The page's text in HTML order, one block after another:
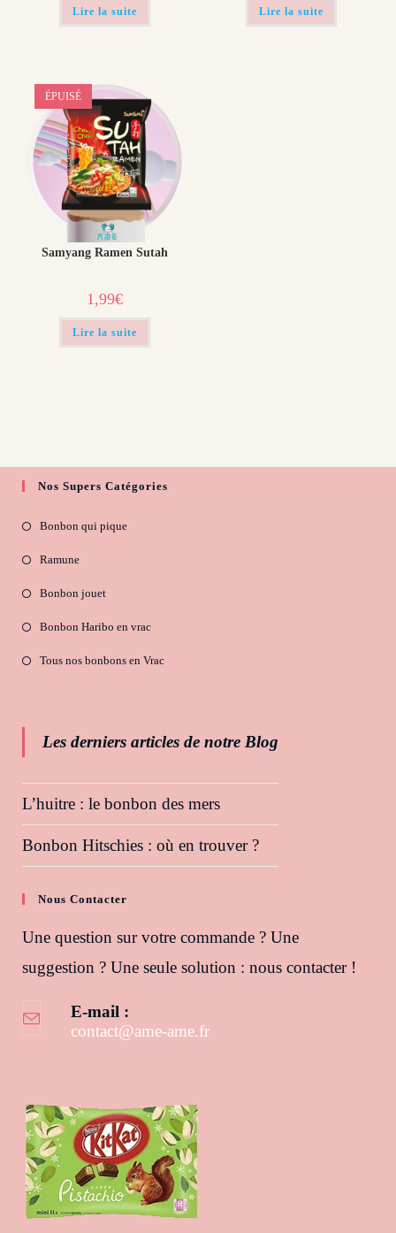
Lire la suite Lire la suite
ÉPUISÉ
Samyang Ramen Sutah
1,99€
Lire la suite
Nos Supers Catégories
Bonbon qui pique
Ramune
Bonbon jouet
Bonbon Haribo en vrac
Tous nos bonbons en Vrac
Les derniers articles de notre Blog
L’huitre : le bonbon des mers
Bonbon Hitschies : où en trouver ?
Nous Contacter
Une question sur votre commande ? Une
suggestion ? Une seule solution : nous contacter !
E-mail :
contact@ame-ame.frS’ouvre dans votre application